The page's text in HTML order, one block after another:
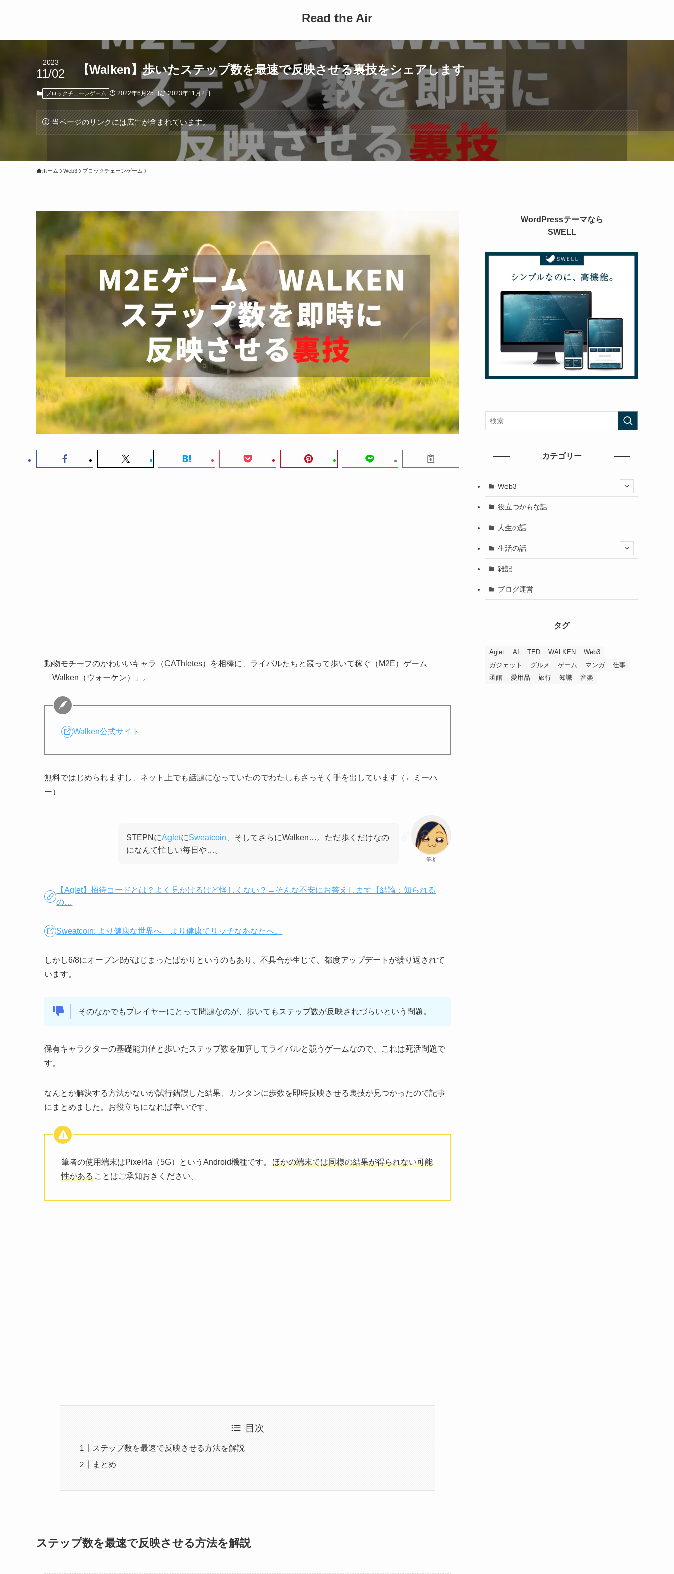
Read the Air
【Walken】歩いたステップ数を最速で反映させる裏技をシェアします
2023
11/02
ブロックチェーンゲーム 2022年6月25日 2023年11月2日
当ページのリンクには広告が含まれています。
ホーム Web3 ブロックチェーンゲーム
動物モチーフのかわいいキャラ（CAThletes）を相棒に、ライバルたちと競って歩いて稼ぐ（M2E）ゲーム
「Walken（ウォーケン）」。
Walken公式サイト
無料ではじめられますし、ネット上でも話題になっていたのでわたしもさっそく手を出しています（←ミーハ
ー）
筆者
STEPNにAgletにSweatcoin、そしてさらにWalken…。ただ歩くだけなの
になんて忙しい毎日や…。
【Aglet】招待コードとは？よく見かけるけど怪しくない？←そんな不安にお答えします【結論：知られる
の…
Sweatcoin: より健康な世界へ。より健康でリッチなあなたへ。
しかし6/8にオープンβがはじまったばかりというのもあり、不具合が生じて、都度アップデートが繰り返されて
います。
そのなかでもプレイヤーにとって問題なのが、歩いてもステップ数が反映されづらいという問題。
保有キャラクターの基礎能力値と歩いたステップ数を加算してライバルと競うゲームなので、これは死活問題で
す。
なんとか解決する方法がないか試行錯誤した結果、カンタンに歩数を即時反映させる裏技が見つかったので記事
にまとめました。お役立ちになれば幸いです。
筆者の使用端末はPixel4a（5G）というAndroid機種です。
ほかの端末では同様の結果が得られない可能
性がある ことはご承知おきください。
目次
ステップ数を最速で反映させる方法を解説
まとめ
ステップ数を最速で反映させる方法を解説
WordPressテーマなら
SWELL
カテゴリー
Web3
役立つかもな話
人生の話
生活の話
雑記
ブログ運営
タグ
Aglet AI TED WALKEN
Web3
ガジェット
グルメ ゲーム マンガ
仕事
函館
愛用品 旅行 知識 音楽